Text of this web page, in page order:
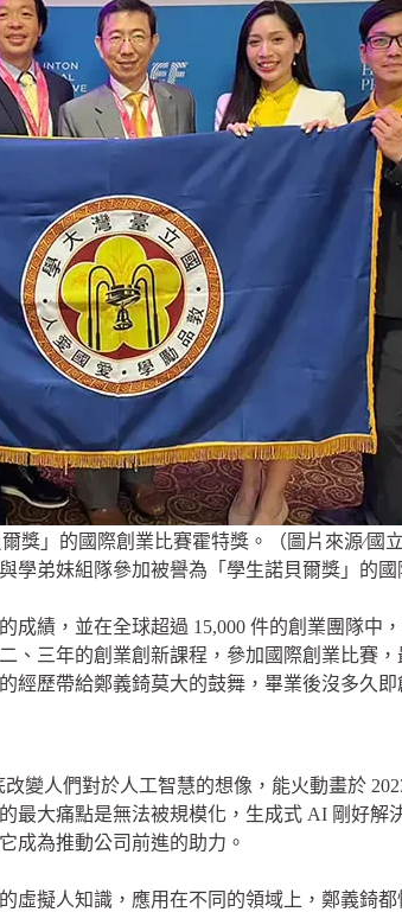
獎」的國際創業比賽霍特獎。（圖片來源∕國
學弟妹組隊參加被譽為「學生諾貝爾獎」的
成績，並在全球超過 15,000 件的創業團隊中
、三年的創業創新課程，參加國際創業比賽
經歷帶給鄭義錡莫大的鼓舞，畢業後沒多久
變人們對於人工智慧的想像，能火動畫於
最大痛點是無法被規模化，生成式 AI 剛好解
成為推動公司前進的助力。
虛擬人知識，應用在不同的領域上，鄭義錡